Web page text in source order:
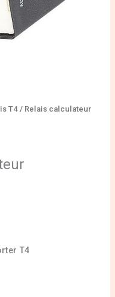
T4 / Relais calculateur
T4